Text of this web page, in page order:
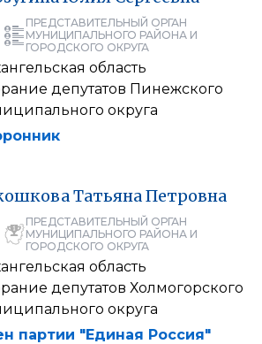
ПРЕДСТАВИТЕЛЬНЫЙ ОРГАН
МУНИЦИПАЛЬНОГО РАЙОНА И
ГОРОДСКОГО ОКРУГА
область
депутатов Пинежского
округа
ТатьянаПетровна
ПРЕДСТАВИТЕЛЬНЫЙ ОРГАН
МУНИЦИПАЛЬНОГО РАЙОНА И
ГОРОДСКОГО ОКРУГА
область
депутатов Холмогорского
округа
партии "Единая Россия"